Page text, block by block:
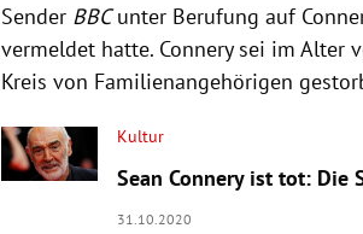
Sender BBCunter Berufung auf
vermeldet hatte. Connery sei im Alter
Kreis von Familienangehörigen
Kultur
Sean Connery ist tot: Die
31.10.2020